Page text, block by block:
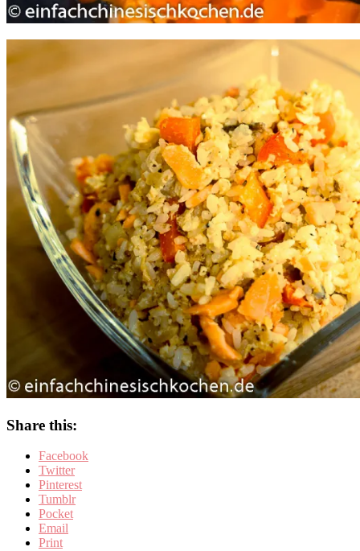
Share this:
Facebook
Twitter
Pinterest
Tumblr
Pocket
Email
Print